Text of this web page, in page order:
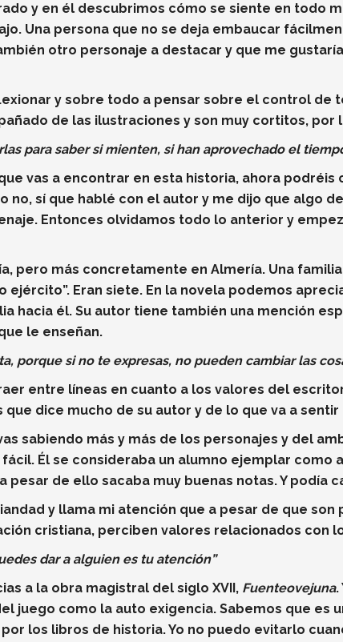
y en él descubrimos cómo se siente en todo
Una persona que no se deja embaucar
otro personaje a destacar y que me
y sobre todo a pensar sobre el control de
de las ilustraciones y son muy cortitos, por
para saber si mienten, si han aprovechado el
vas a encontrar en esta historia, ahora
no, sí que hablé con el autor y me dijo que algo
Entonces olvidamos todo lo anterior y
pero más concretamente en Almería. Una
ejército”. Eran siete. En la novela podemos
hacia él. Su autor tiene también una mención
le enseñan.
porque si no te expresas, no pueden cambiar las
entre líneas en cuanto a los valores del
que dice mucho de su autor y de lo que va a
sabiendo más y más de los personajes y del
Él se consideraba un alumno ejemplar como
pesar de ello sacaba muy buenas notas. Y podía
y llama mi atención que a pesar de que
cristiana, perciben valores relacionados con
dar a alguien es tu atención”
a la obra magistral del siglo XVII, Fuenteovejuna.
juego como la auto exigencia. Sabemos que es
los libros de historia. Yo no puedo evitarlo